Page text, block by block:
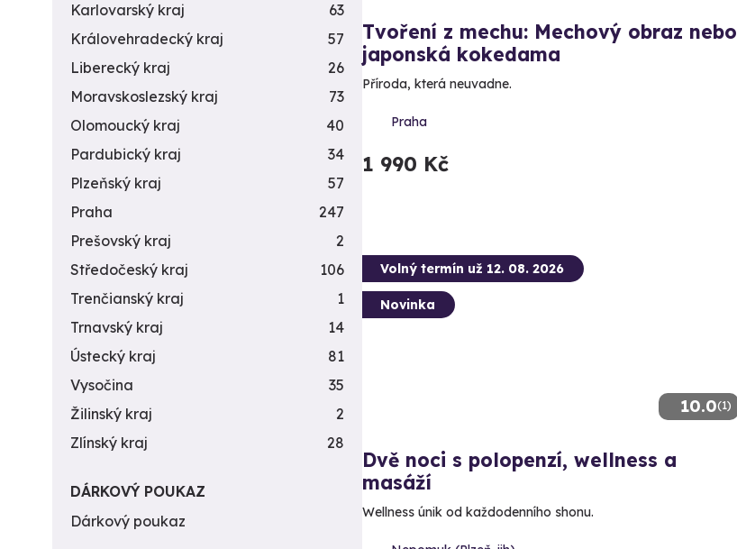
Tvoření z mechu: Mechový obraz nebo
japonská kokedama
Příroda, která neuvadne.
Praha
1 990 Kč
10.0(1)
Volný termín už 12. 08. 2026
Novinka
Dvě noci s polopenzí, wellness a
masáží
Wellness únik od každodenního shonu.
Karlovarský kraj
63
Královehradecký kraj
57
Liberecký kraj
26
Moravskoslezský kraj
73
Olomoucký kraj
40
Pardubický kraj
34
Plzeňský kraj
57
Praha
247
Prešovský kraj
2
Středočeský kraj
106
Trenčianský kraj
1
Trnavský kraj
14
Ústecký kraj
81
Vysočina
35
Žilinský kraj
2
Zlínský kraj
28
DÁRKOVÝ POUKAZ
Dárkový poukaz